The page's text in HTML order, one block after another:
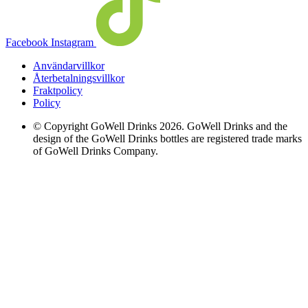
Facebook Instagram
Användarvillkor
Återbetalningsvillkor
Fraktpolicy
Policy
© Copyright GoWell Drinks 2026. GoWell Drinks and the
design of the GoWell Drinks bottles are registered trade marks
of GoWell Drinks Company.